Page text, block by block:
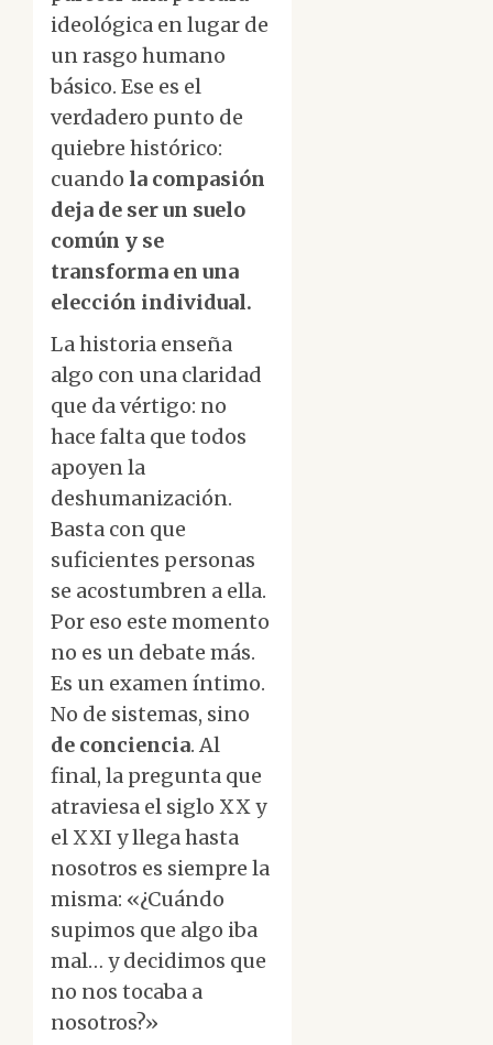
ideológica en lugar de
un rasgo humano
básico. Ese es el
verdadero punto de
quiebre histórico:
cuando la compasión
deja de ser un suelo
común y se
transforma en una
elección individual.
La historia enseña
algo con una claridad
que da vértigo: no
hace falta que todos
apoyen la
deshumanización.
Basta con que
suficientes personas
se acostumbren a ella.
Por eso este momento
no es un debate más.
Es un examen íntimo.
No de sistemas, sino
de conciencia. Al
final, la pregunta que
atraviesa el siglo XX y
el XXI y llega hasta
nosotros es siempre la
misma: «¿Cuándo
supimos que algo iba
mal… y decidimos que
no nos tocaba a
nosotros?»